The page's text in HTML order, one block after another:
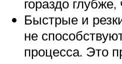
гораздо
Быстрые и
не
процесса. Это